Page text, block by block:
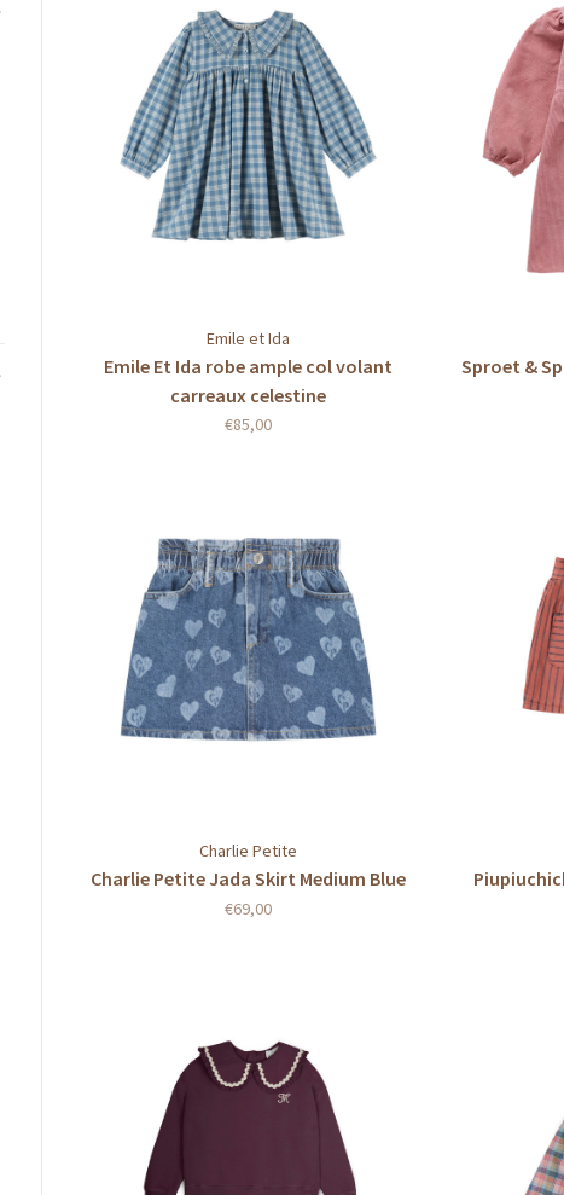
Emile et Ida
Emile Et Ida robe ample col volant
carreaux celestine
€85,00
Sproet &
Charlie Petite
Charlie Petite Jada Skirt Medium Blue
€69,00